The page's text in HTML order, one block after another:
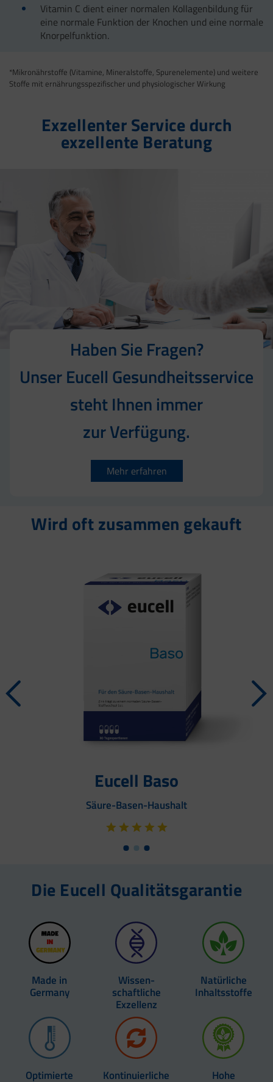
Vitamin C dient einer normalen Kollagenbildung für
eine normale Funktion der Knochen und eine normale
Knorpelfunktion.
*Mikronährstoffe (Vitamine, Mineralstoffe, Spurenelemente) und weitere
Stoffe mit ernährungsspezifischer und physiologischer Wirkung
Exzellenter Service durch
exzellente Beratung
Haben Sie Fragen?
Unser Eucell Gesundheitsservice
steht Ihnen immer
zur Verfügung.
Mehr erfahren
Wird oft zusammen gekauft
Eucell Baso
Säure-Basen-Haushalt
Die Eucell Qualitätsgarantie
Made in
Germany
Wissen­
schaftliche
Exzellenz
Natürliche
Inhaltsstoffe
Optimierte Kontinuierliche Hohe